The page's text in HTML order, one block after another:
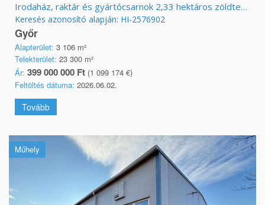
Irodaház, raktár és gyártócsarnok 2,33 hektáros zöldterületen
Keresés azonosító alapján: HI-2576902
Győr
Alapterület: 3 106 m²
Telekterület: 23 300 m²
Ár: 399 000 000 Ft (1 099 174 €)
Feltöltés dátuma: 2026.06.02.
Tovább
Műhely